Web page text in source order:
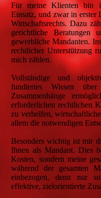
Für meine Klienten bin
Einsatz, und zwar in
Wirtschaftsrechts. Dazu
gerichtliche Beratungen
gewerbliche Mandanten.
rechtlicher Unterstützung
mich zählen.
Vollständige und
fundiertes Wissen
Zusammenhänge
erforderlichen rechtlichen
zu verhelfen,
allem die notwendigen
Besonders wichtig ist mir
Ihnen als Mandant. Dies
Kosten, sondern meine
während der gesamten
einbezogen, denn nur
effektive, zielorientierte